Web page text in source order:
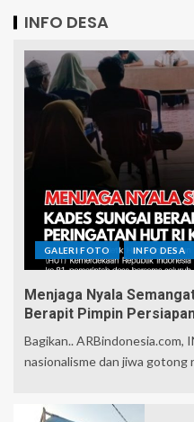
INFO DESA
GALERI FOTO INFO DESA
Menjaga Nyala
Berapit Pimpin
Bagikan.. ARBindonesia.com,
nasionalisme dan jiwa gotong